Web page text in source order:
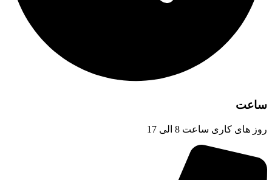
ساعت
روز های کاری ساعت 8 الی 17